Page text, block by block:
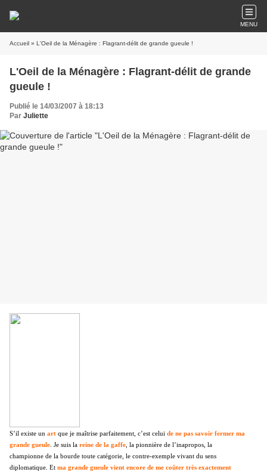
MENU
Accueil » L'Oeil de la Ménagère : Flagrant-délit de grande gueule !
L'Oeil de la Ménagère : Flagrant-délit de grande
gueule !
Publié le 14/03/2007 à 18:13
Par Juliette
S’il existe un art que je maîtrise parfaitement, c’est celui de ne pas savoir fermer ma
grande gueule . Je suis la reine de la gaffe , la pionnière de l’inapropos, la
championne de la bourde toute catégorie, le contre-exemple vivant du sens
diplomatique. Et ma grande gueule vient encore de me coûter très exactement